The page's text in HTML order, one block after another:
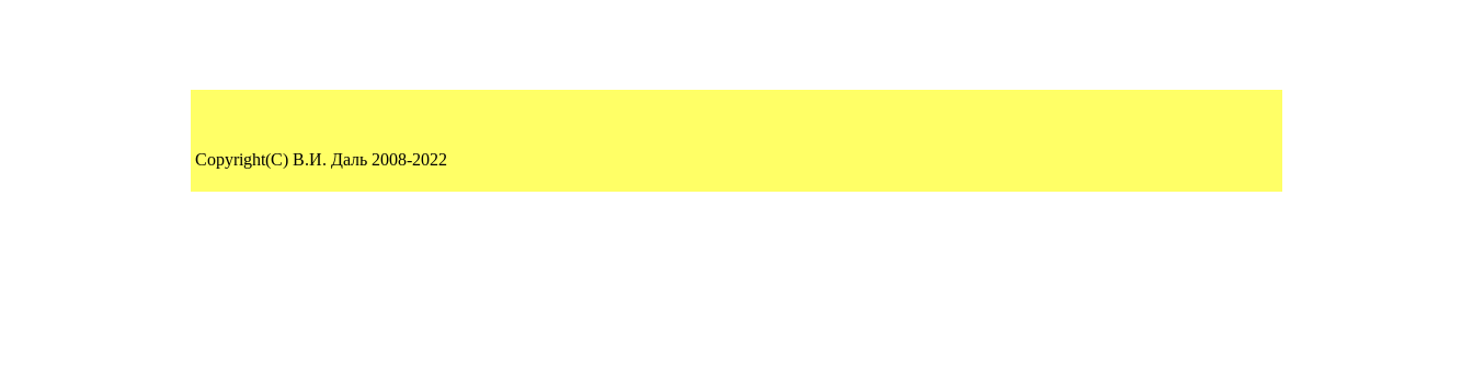
Copyright(C) В.И. Даль 2008-2022